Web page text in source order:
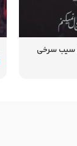
سیب سرخی